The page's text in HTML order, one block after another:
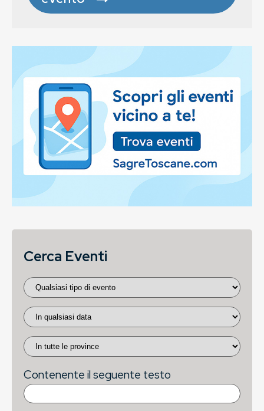
Cerca Eventi
Contenente il seguente testo